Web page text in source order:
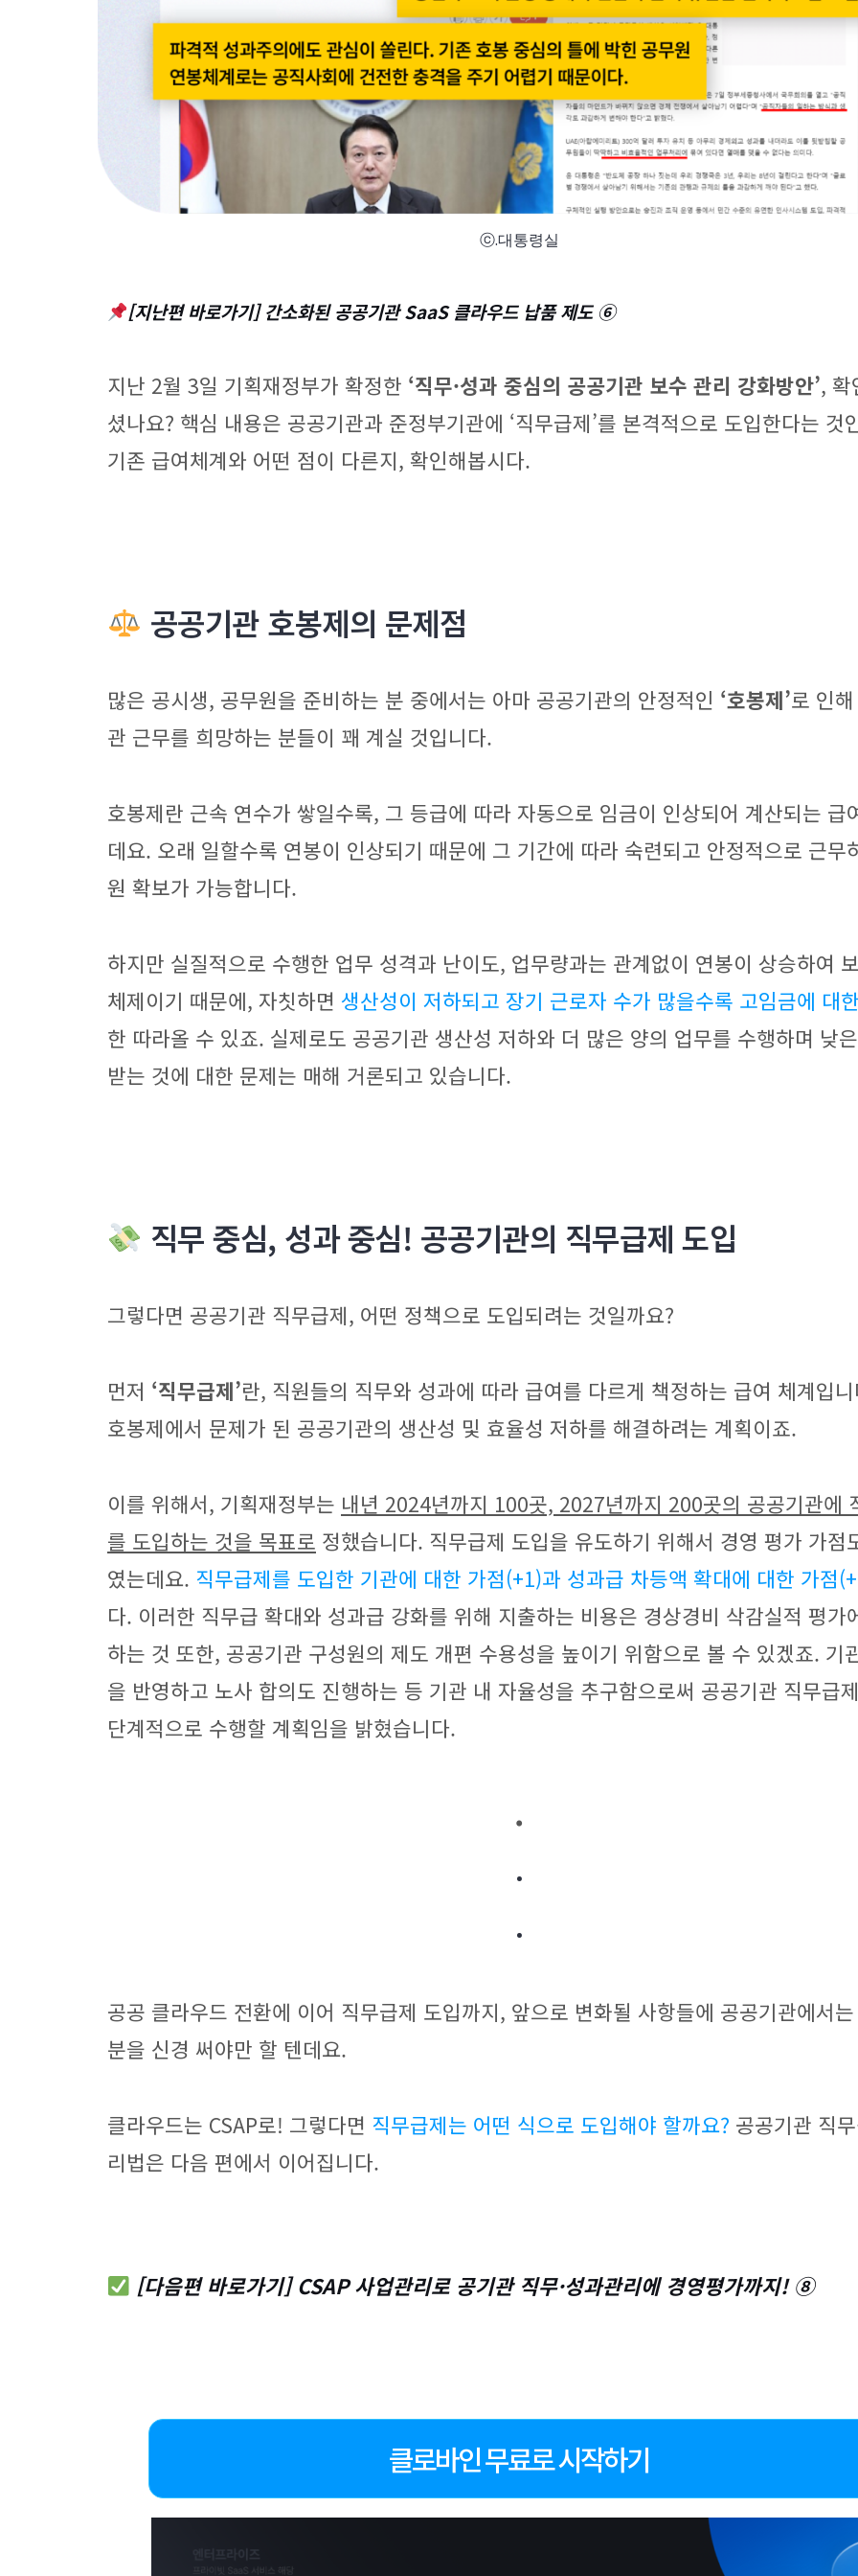
ⓒ.대통령실
[지난편 바로가기]간소화된 공공기관 SaaS 클라우드 납품 제도 ⑥
지난 2월 3일 기획재정부가 확정한 ‘직무·성과 중심의 공공기관 보수 관리 강화방안’, 확
셨나요? 핵심 내용은 공공기관과 준정부기관에 ‘직무급제’를 본격적으로 도입한다는 것
기존 급여체계와 어떤 점이 다른지, 확인해봅시다.
공공기관 호봉제의 문제점
많은 공시생, 공무원을 준비하는 분 중에서는 아마 공공기관의 안정적인 ‘호봉제’로 인
관 근무를 희망하는 분들이 꽤 계실 것입니다.
호봉제란 근속 연수가 쌓일수록, 그 등급에 따라 자동으로 임금이 인상되어 계산되는 급
데요. 오래 일할수록 연봉이 인상되기 때문에 그 기간에 따라 숙련되고 안정적으로 근무
원 확보가 가능합니다.
하지만 실질적으로 수행한 업무 성격과 난이도, 업무량과는 관계없이 연봉이 상승하여
체제이기 때문에, 자칫하면 생산성이 저하되고 장기 근로자 수가 많을수록 고임금에 대
한 따라올 수 있죠. 실제로도 공공기관 생산성 저하와 더 많은 양의 업무를 수행하며 낮
받는 것에 대한 문제는 매해 거론되고 있습니다.
직무 중심, 성과 중심! 공공기관의 직무급제 도입
그렇다면 공공기관 직무급제, 어떤 정책으로 도입되려는 것일까요?
먼저 ‘직무급제’란, 직원들의 직무와 성과에 따라 급여를 다르게 책정하는 급여 체계입
호봉제에서 문제가 된 공공기관의 생산성 및 효율성 저하를 해결하려는 계획이죠.
이를 위해서, 기획재정부는 내년 2024년까지 100곳, 2027년까지 200곳의 공공기관에
를 도입하는 것을 목표로 정했습니다. 직무급제 도입을 유도하기 위해서 경영 평가 가점
였는데요. 직무급제를 도입한 기관에 대한 가점(+1)과 성과급 차등액 확대에 대한 가점
다. 이러한 직무급 확대와 성과급 강화를 위해 지출하는 비용은 경상경비 삭감실적 평가
하는 것 또한, 공공기관 구성원의 제도 개편 수용성을 높이기 위함으로 볼 수 있겠죠. 기
을 반영하고 노사 합의도 진행하는 등 기관 내 자율성을 추구함으로써 공공기관 직무급
단계적으로 수행할 계획임을 밝혔습니다.
.
.
.
공공 클라우드 전환에 이어 직무급제 도입까지, 앞으로 변화될 사항들에 공공기관에서
분을 신경 써야만 할 텐데요.
클라우드는 CSAP로! 그렇다면 직무급제는 어떤 식으로 도입해야 할까요? 공공기관 직
리법은 다음 편에서 이어집니다.
[다음편 바로가기]CSAP 사업관리로 공기관 직무·성과관리에 경영평가까지! ⑧
클로바인 무료로 시작하기